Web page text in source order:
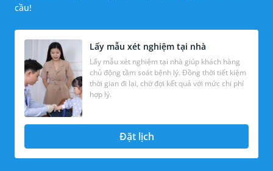
cầu!
Lấy mẫu xét nghiệm tại nhà
Lấy mẫu xét nghiệm tại nhà giúp khách hàng
chủ động tầm soát bệnh lý. Đồng thời tiết kiệm
thời gian đi lại, chờ đợi kết quả với mức chi phí
hợp lý.
Đặt lịch